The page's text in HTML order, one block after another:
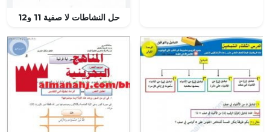
حل النشاطات لا صفية 11 و12